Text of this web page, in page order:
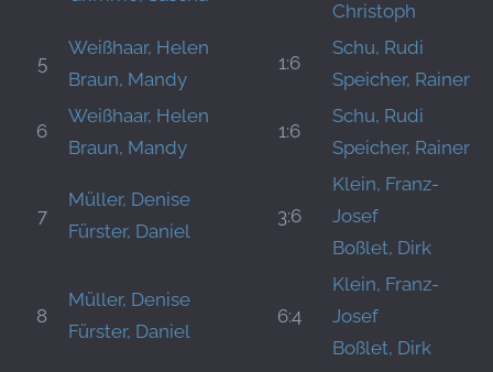
Christoph
5
Weißhaar, Helen
Braun, Mandy
1:6
Schu, Rudi
Speicher, Rainer
6
Weißhaar, Helen
Braun, Mandy
1:6
Schu, Rudi
Speicher, Rainer
7
Müller, Denise
Fürster, Daniel
3:6
Klein, Franz-
Josef
Boßlet, Dirk
8
Müller, Denise
Fürster, Daniel
6:4
Klein, Franz-
Josef
Boßlet, Dirk